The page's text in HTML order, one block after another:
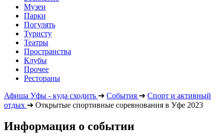
Музеи
Парки
Погулять
Туристу
Театры
Пространства
Клубы
Прочее
Рестораны
Афиша Уфы - куда сходить ➔ События ➔ Спорт и активный
отдых ➔ Открытые спортивные соревнования в Уфе 2023
Информация о событии